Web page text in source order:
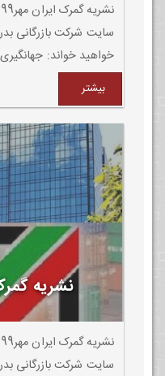
سایت شرکت بازرگانی
خواهید خواند:
مواد اولیه تولید،
بیشتر
نشریه
سایت شرکت بازرگانی